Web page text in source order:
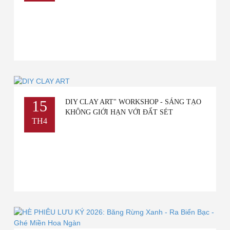
15
TH4
DIY CLAY ART" WORKSHOP - SÁNG TẠO
KHÔNG GIỚI HẠN VỚI ĐẤT SÉT